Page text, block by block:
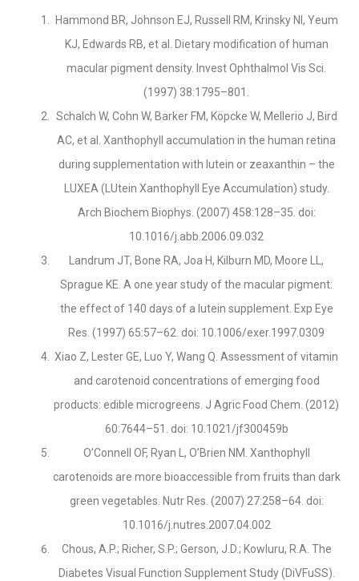
Hammond BR, Johnson EJ, Russell RM, Krinsky NI, Yeum
KJ, Edwards RB, et al. Dietary modification of human
macular pigment density. Invest Ophthalmol Vis Sci.
(1997) 38:1795–801.
Schalch W, Cohn W, Barker FM, Köpcke W, Mellerio J, Bird
AC, et al. Xanthophyll accumulation in the human retina
during supplementation with lutein or zeaxanthin – the
LUXEA (LUtein Xanthophyll Eye Accumulation) study.
Arch Biochem Biophys. (2007) 458:128–35. doi:
10.1016/j.abb.2006.09.032
Landrum JT, Bone RA, Joa H, Kilburn MD, Moore LL,
Sprague KE. A one year study of the macular pigment:
the effect of 140 days of a lutein supplement. Exp Eye
Res. (1997) 65:57–62. doi: 10.1006/exer.1997.0309
Xiao Z, Lester GE, Luo Y, Wang Q. Assessment of vitamin
and carotenoid concentrations of emerging food
products: edible microgreens. J Agric Food Chem. (2012)
60:7644–51. doi: 10.1021/jf300459b
O’Connell OF, Ryan L, O’Brien NM. Xanthophyll
carotenoids are more bioaccessible from fruits than dark
green vegetables. Nutr Res. (2007) 27:258–64. doi:
10.1016/j.nutres.2007.04.002
Chous, A.P.; Richer, S.P.; Gerson, J.D.; Kowluru, R.A. The
Diabetes Visual Function Supplement Study (DiVFuSS).